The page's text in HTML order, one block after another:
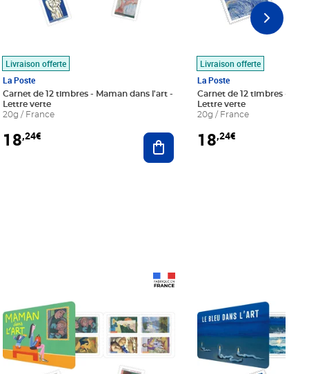
au panier
Livraison offerte
La Poste
Carnet de 12 timbres - Maman dans l'art -
Lettre verte
20g / France
18,24€ Ajouter au panier
Livraison offerte
La Poste
Carnet de 12 timbres - Le
Lettre verte
20g / France
18,24€